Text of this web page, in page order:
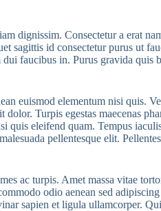
dignissim. Consectetur a erat
sagittis id consectetur purus ut
faucibus in. Purus gravida quis
euismod elementum nisi quis.
Turpis egestas maecenas
quis eleifend quam. Tempus
pellentesque elit.
ac turpis. Amet massa vitae
odio aenean sed
sapien et ligula ullamcorper.